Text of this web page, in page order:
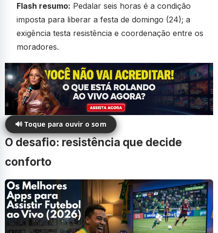
Flash resumo: Pedalar seis horas é a condição
imposta para liberar a festa de domingo (24); a
exigência testa resistência e coordenação entre os
moradores.
🔊 Toque para ouvir o som
O desafio: resistência que decide
conforto